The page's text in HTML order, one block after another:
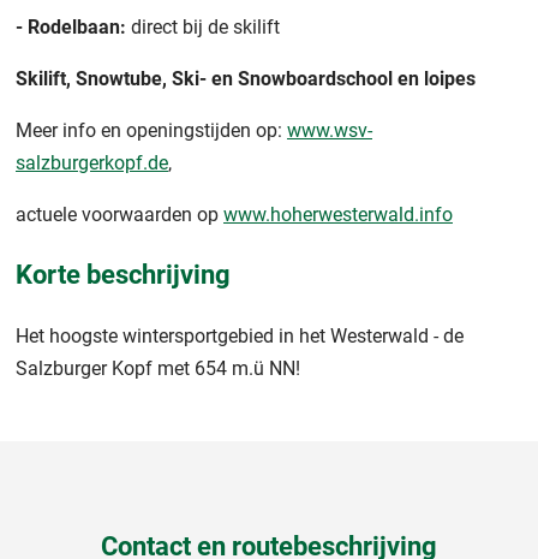
- Rodelbaan: direct bij de skilift
Skilift, Snowtube, Ski- en Snowboardschool en loipes
Meer info en openingstijden op: www.wsv-
salzburgerkopf.de,
actuele voorwaarden op www.hoherwesterwald.info
Korte beschrijving
Het hoogste wintersportgebied in het Westerwald - de
Salzburger Kopf met 654 m.ü NN!
Contact en routebeschrijving